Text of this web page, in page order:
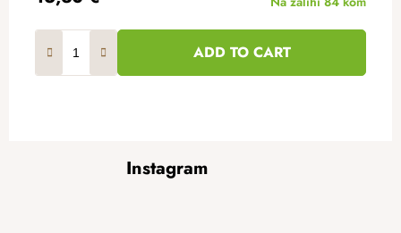
ADD TO CART
Instagram